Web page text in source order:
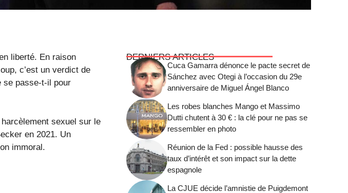
liberté. En raison
c’est un verdict de
se passe-t-il pour
sexuel sur le
en 2021. Un
immoral.
DERNIERS ARTICLES
Cuca Gamarra dénonce le pacte secret de
Sánchez avec Otegi à l’occasion du 29e
anniversaire de Miguel Ángel Blanco
Les robes blanches Mango et Massimo
Dutti chutent à 30 € : la clé pour ne pas se
ressembler en photo
Réunion de la Fed : possible hausse des
taux d’intérêt et son impact sur la dette
espagnole
La CJUE décide l’amnistie de Puigdemont